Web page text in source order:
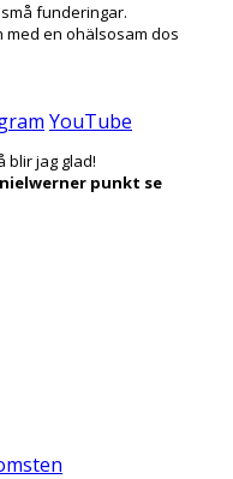
funderingar.
med en ohälsosam dos
YouTube
blir jag glad!
punkt se